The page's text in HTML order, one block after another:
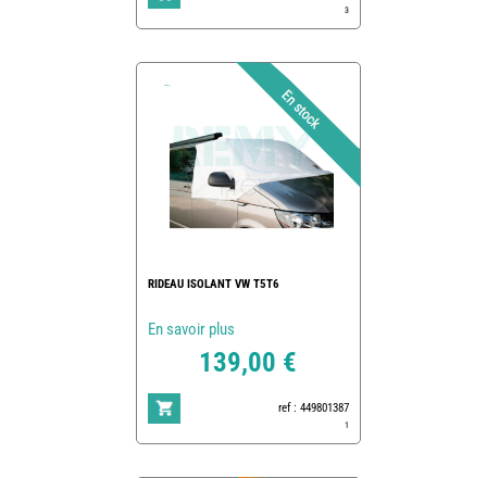
3
RIDEAU ISOLANT VW T5T6
En savoir plus
139,00 €
ref : 449801387
1